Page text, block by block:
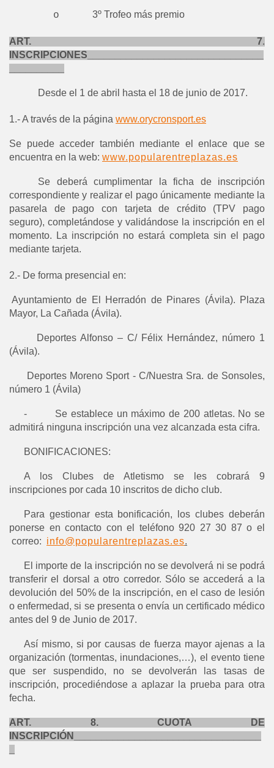
o 3º Trofeo más premio
ART. 7.
INSCRIPCIONES________________________________
Desde el 1 de abril hasta el 18 de junio de 2017.
1.- A través de la página www.orycronsport.es
Se puede acceder también mediante el enlace que se
encuentra en la web: www.popularentreplazas.es
Se deberá cumplimentar la ficha de inscripción
correspondiente y realizar el pago únicamente mediante la
pasarela de pago con tarjeta de crédito (TPV pago
seguro), completándose y validándose la inscripción en el
momento. La inscripción no estará completa sin el pago
mediante tarjeta.
2.- De forma presencial en:
Ayuntamiento de El Herradón de Pinares (Ávila). Plaza
Mayor, La Cañada (Ávila).
Deportes Alfonso – C/ Félix Hernández, número 1
(Ávila).
Deportes Moreno Sport - C/Nuestra Sra. de Sonsoles,
número 1 (Ávila)
- Se establece un máximo de 200 atletas. No se
admitirá ninguna inscripción una vez alcanzada esta cifra.
BONIFICACIONES:
A los Clubes de Atletismo se les cobrará 9
inscripciones por cada 10 inscritos de dicho club.
Para gestionar esta bonificación, los clubes deberán
ponerse en contacto con el teléfono 920 27 30 87 o el
correo: info@popularentreplazas.es.
El importe de la inscripción no se devolverá ni se podrá
transferir el dorsal a otro corredor. Sólo se accederá a la
devolución del 50% de la inscripción, en el caso de lesión
o enfermedad, si se presenta o envía un certificado médico
antes del 9 de Junio de 2017.
Así mismo, si por causas de fuerza mayor ajenas a la
organización (tormentas, inundaciones,…), el evento tiene
que ser suspendido, no se devolverán las tasas de
inscripción, procediéndose a aplazar la prueba para otra
fecha.
ART. 8. CUOTA DE
INSCRIPCIÓN